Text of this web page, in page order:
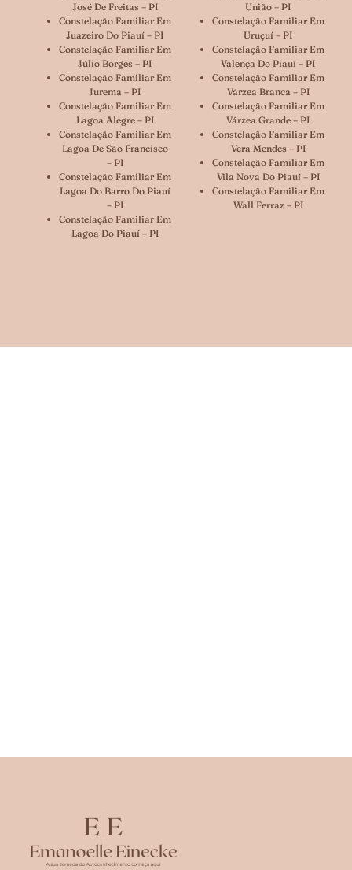
José De Freitas – PI
Constelação Familiar Em
Juazeiro Do Piauí – PI
Constelação Familiar Em
Júlio Borges – PI
Constelação Familiar Em
Jurema – PI
Constelação Familiar Em
Lagoa Alegre – PI
Constelação Familiar Em
Lagoa De São Francisco
– PI
Constelação Familiar Em
Lagoa Do Barro Do Piauí
– PI
Constelação Familiar Em
Lagoa Do Piauí – PI
União – PI
Constelação Familiar Em
Uruçuí – PI
Constelação Familiar Em
Valença Do Piauí – PI
Constelação Familiar Em
Várzea Branca – PI
Constelação Familiar Em
Várzea Grande – PI
Constelação Familiar Em
Vera Mendes – PI
Constelação Familiar Em
Vila Nova Do Piauí – PI
Constelação Familiar Em
Wall Ferraz – PI